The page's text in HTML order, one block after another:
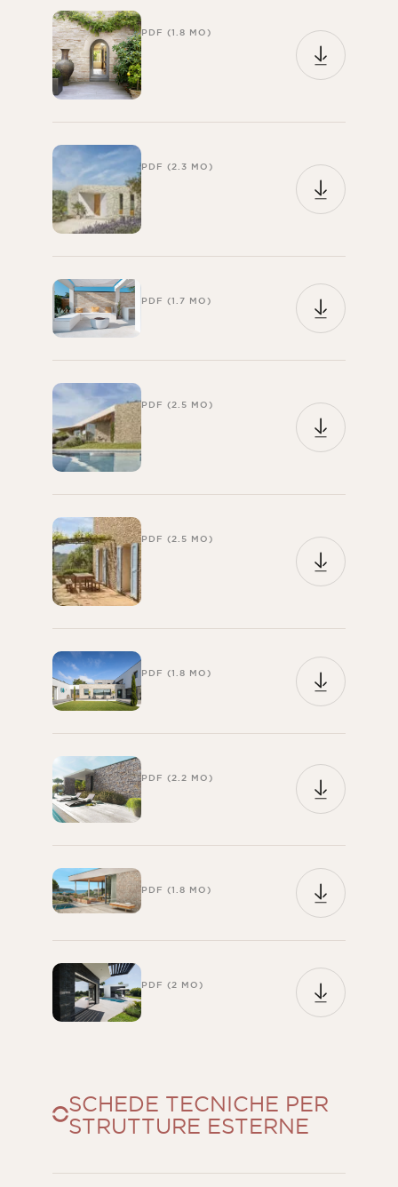
PDF (1.8 MO)
PDF (2.3 MO)
PDF (1.7 MO)
PDF (2.5 MO)
PDF (2.5 MO)
PDF (1.8 MO)
PDF (2.2 MO)
PDF (1.8 MO)
PDF (2 MO)
SCHEDE TECNICHE PER
STRUTTURE ESTERNE